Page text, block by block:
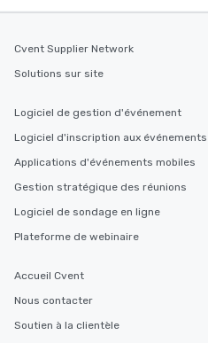
Cvent Supplier Network
Solutions sur site
Logiciel de gestion d'événement
Logiciel d'inscription aux événements
Applications d'événements mobiles
Gestion stratégique des réunions
Logiciel de sondage en ligne
Plateforme de webinaire
Accueil Cvent
Nous contacter
Soutien à la clientèle